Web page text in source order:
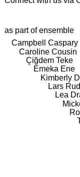
as part of ensemble
Campbell Caspary
Caroline Cousin
Çiğdem Teke
Emeka Ene
Kimberly
Lars
Lea